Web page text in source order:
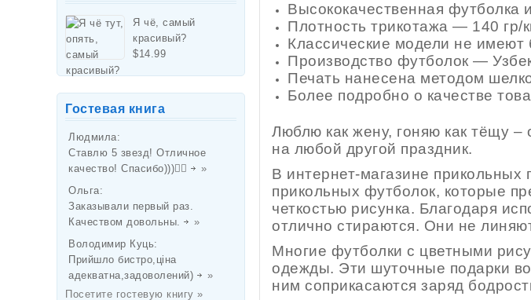
Высококачественная футболка
Плотность трикотажа — 140 гр/
Классические модели не имеют
Производство футболок —
Печать нанесена методом
Более подробно о качестве
Люблю как жену, гоняю как тёщу
на любой другой праздник.
В интернет-магазине
прикольных футболок, которые
четкостью рисунка. Благодаря
отлично стираются. Они не
Многие футболки с цветными
одежды. Эти шуточные подарки
ним соприкасаются заряд
Я чё, самый
красивый?
$14.99
Гостевая книга
Людмила:
Ставлю 5 звезд! Отличное
качество! Спасибо)))👌🏻
»
Ольга:
Заказывали первый раз.
Качеством довольны.
»
Володимир Куць:
Прийшло бистро,ціна
адекватна,задоволений)
»
Посетите гостевую книгу »